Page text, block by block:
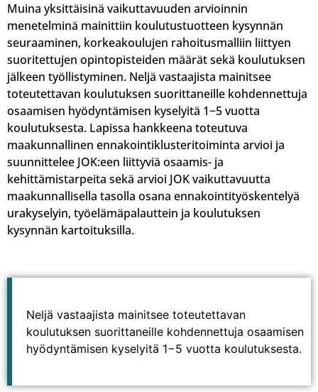
Muina yksittäisinä vaikuttavuuden arvioinnin
menetelminä mainittiin koulutustuotteen kysynnän
seuraaminen, korkeakoulujen rahoitusmalliin liittyen
suoritettujen opintopisteiden määrät sekä koulutuksen
jälkeen työllistyminen. Neljä vastaajista mainitsee
toteutettavan koulutuksen suorittaneille kohdennettuja
osaamisen hyödyntämisen kyselyitä 1−5 vuotta
koulutuksesta. Lapissa hankkeena toteutuva
maakunnallinen ennakointiklusteritoiminta arvioi ja
suunnittelee JOK:een liittyviä osaamis- ja
kehittämistarpeita sekä arvioi JOK vaikuttavuutta
maakunnallisella tasolla osana ennakointityöskentelyä
urakyselyin, työelämäpalauttein ja koulutuksen
kysynnän kartoituksilla.
Neljä vastaajista mainitsee toteutettavan
koulutuksen suorittaneille kohdennettuja osaamisen
hyödyntämisen kyselyitä 1−5 vuotta koulutuksesta.